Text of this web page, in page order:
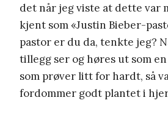
det når jeg viste at dette var
kjent som «Justin Bieber-
pastor er du da, tenkte jeg?
tillegg ser og høres ut som
som prøver litt for hardt, så
fordommer godt plantet i